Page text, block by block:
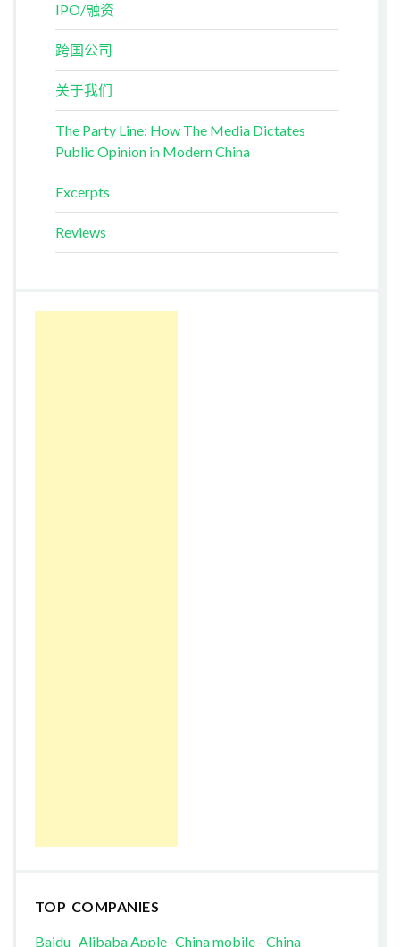
IPO/融资
跨国公司
关于我们
The Party Line: How The Media Dictates
Public Opinion in Modern China
Excerpts
Reviews
TOP COMPANIES
Baidu AlibabaApple-China mobile- China